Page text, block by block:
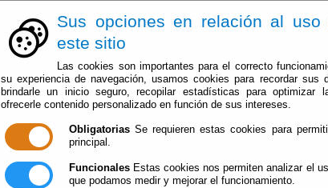
Sus opciones en relación al uso
este sitio
Las cookies son importantes para el correcto
su experiencia de navegación, usamos cookies para recordar
brindarle un inicio seguro, recopilar estadísticas para optimizar
ofrecerle contenido personalizado en función de sus intereses.
Obligatorias Se requieren estas cookies para
principal.
Funcionales Estas cookies nos permiten analizar el
que podamos medir y mejorar el funcionamiento.